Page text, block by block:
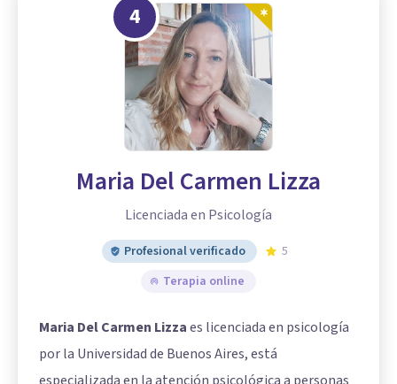
4
Maria Del Carmen Lizza
Licenciada en Psicología
Profesional verificado
5
Terapia online
Maria Del Carmen Lizzaes licenciada en psicología
por la Universidad de Buenos Aires, está